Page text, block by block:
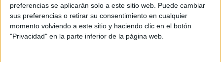
preferencias se aplicarán solo a este sitio web. Puede cambiar
sus preferencias o retirar su consentimiento en cualquier
momento volviendo a este sitio y haciendo clic en el botón
"Privacidad" en la parte inferior de la página web.